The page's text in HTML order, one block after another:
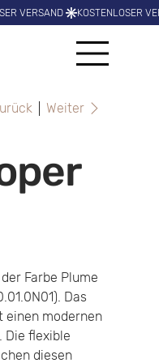
Weiter
Farbe Plume
Das
einen modernen
Die flexible
diesen